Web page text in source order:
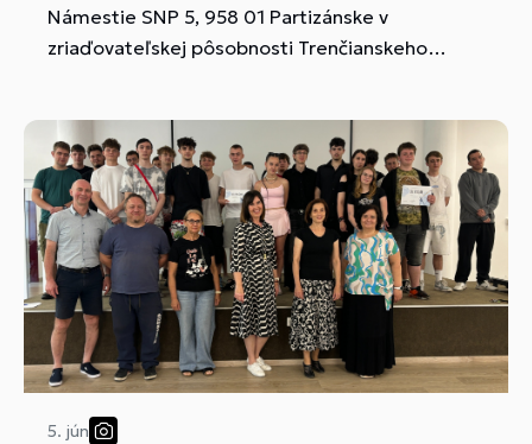
Námestie SNP 5, 958 01 Partizánske v
zriaďovateľskej pôsobnosti Trenčianskeho
5. jún